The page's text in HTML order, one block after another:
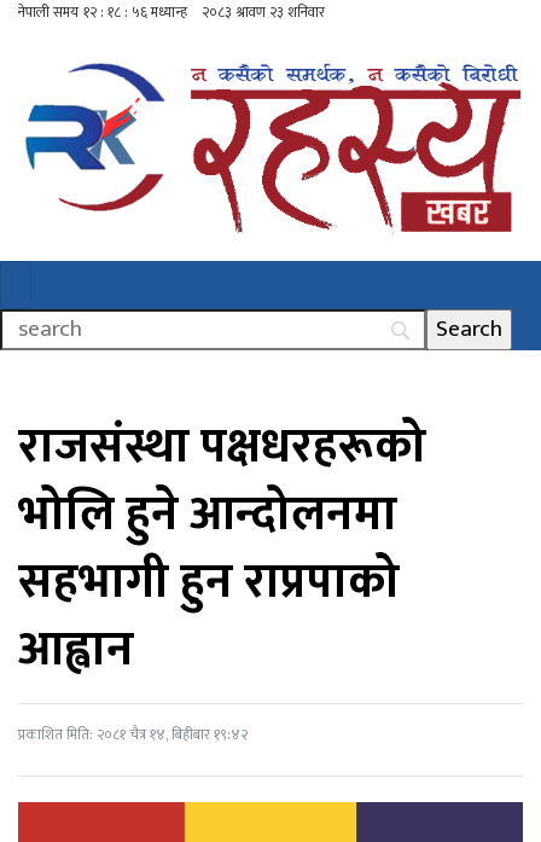
राजसंस्था पक्षधरहरूको
भोलि हुने आन्दोलनमा
सहभागी हुन राप्रपाको
आह्वान
प्रकाशित मिति: २०८१ चैत्र १४, बिहीबार १९:४२